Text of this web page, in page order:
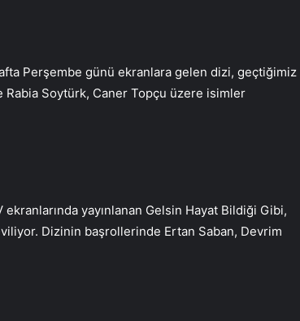
Perşembe günü ekranlara gelen dizi, geçtiğimiz
Rabia Soytürk, Caner Topçu üzere isimler
yayınlanan Gelsin Hayat Bildiği Gibi,
Dizinin başrollerinde Ertan Saban, Devrim